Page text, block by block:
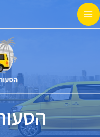
דילוג
לתוכןMain